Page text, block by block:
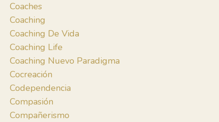
Coaches
Coaching
Coaching De Vida
Coaching Life
Coaching Nuevo Paradigma
Cocreación
Codependencia
Compasión
Compañerismo